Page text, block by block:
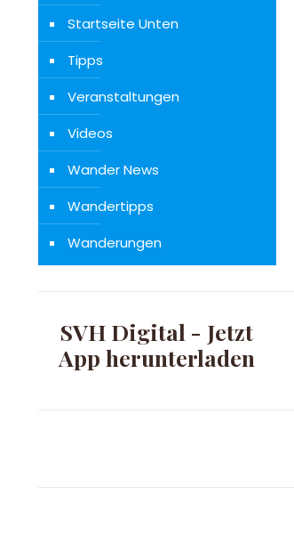
Startseite Unten
Tipps
Veranstaltungen
Videos
Wander News
Wandertipps
Wanderungen
SVH Digital - Jetzt
App herunterladen